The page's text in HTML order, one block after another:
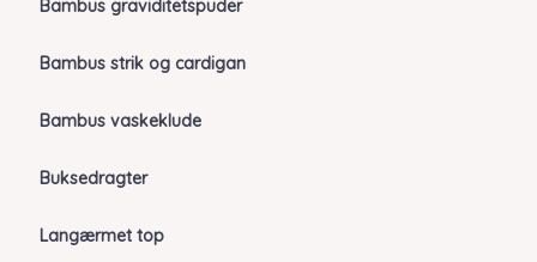
Bambus graviditetspuder
Bambus strik og cardigan
Bambus vaskeklude
Buksedragter
Langærmet top